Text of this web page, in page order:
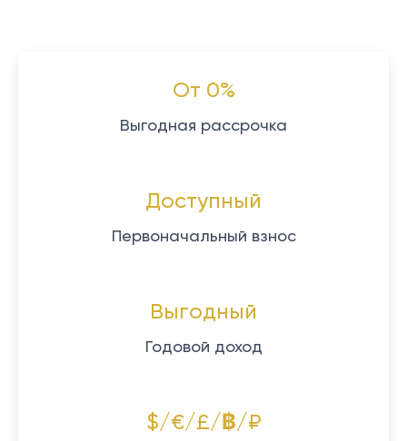
От 0%
Выгодная рассрочка
Доступный
Первоначальный взнос
Выгодный
Годовой доход
$/€/£/฿/₽